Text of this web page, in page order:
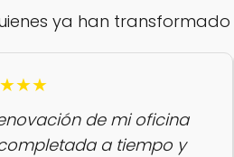
ya han
de mi oficina
a tiempo y